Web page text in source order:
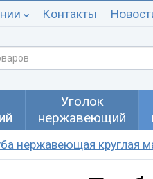
Контакты
Уголок
нержавеющий
нержавеющая круглая